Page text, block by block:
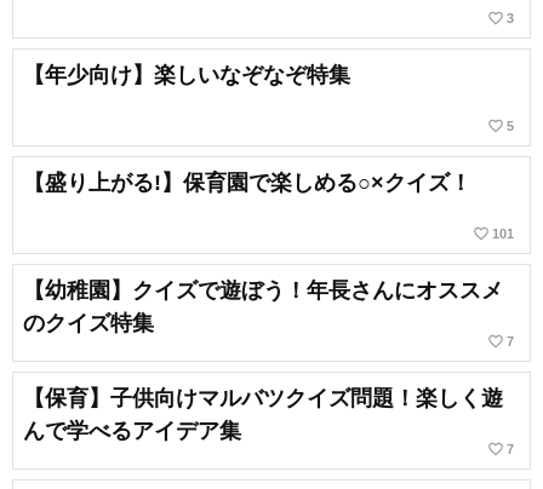
favorite_border 3
【年少向け】楽しいなぞなぞ特集
favorite_border 5
【盛り上がる!】保育園で楽しめる○×クイズ！
favorite_border 101
【幼稚園】クイズで遊ぼう！年長さんにオススメ
のクイズ特集
favorite_border 7
【保育】子供向けマルバツクイズ問題！楽しく遊
んで学べるアイデア集
favorite_border 7